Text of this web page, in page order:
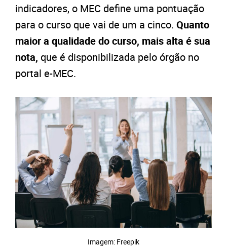
indicadores, o MEC define uma pontuação
para o curso que vai de um a cinco. Quanto
maior a qualidade do curso, mais alta é sua
nota, que é disponibilizada pelo órgão no
portal e-MEC.
Imagem: Freepik